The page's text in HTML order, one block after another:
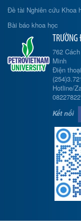
Đề tài Nghiên cứu Khoa
Bài báo khoa học
TRƯỜNG
762
Minh
Điện
Hotline/
Kết nối